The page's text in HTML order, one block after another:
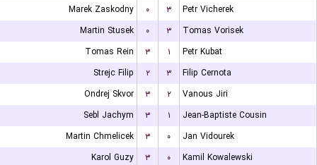
Marek Zaskodny
۰ ۳
Petr Vicherek
Martin Stusek
۰ ۳
Tomas Vorisek
Tomas Rein
۳ ۱
Petr Kubat
Strejc Filip
۲ ۳
Filip Cernota
Ondrej Skvor
۳ ۲
Vanous Jiri
Sebl Jachym
۳ ۱
Jean-Baptiste Cousin
Martin Chmelicek
۳ ۰
Jan Vidourek
Karol Guzy
۳ ۰
Kamil Kowalewski